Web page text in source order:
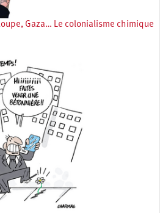
Gaza… Le colonialisme chimique